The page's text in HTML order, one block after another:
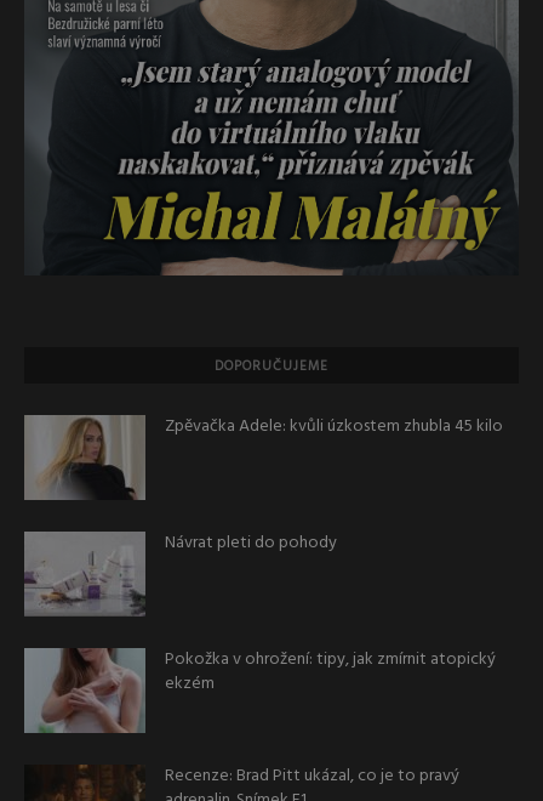
DOPORUČUJEME
Zpěvačka Adele: kvůli úzkostem zhubla 45 kilo
Návrat pleti do pohody
Pokožka v ohrožení: tipy, jak zmírnit atopický
ekzém
Recenze: Brad Pitt ukázal, co je to pravý